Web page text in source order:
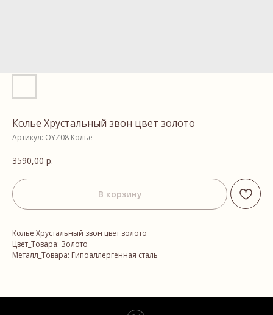
Колье Хрустальный звон цвет золото
Артикул: OYZ08 Колье
3590,00 р.
В корзину
Колье Хрустальный звон цвет золото
Цвет_Товара: Золото
Металл_Товара: Гипоаллергенная сталь